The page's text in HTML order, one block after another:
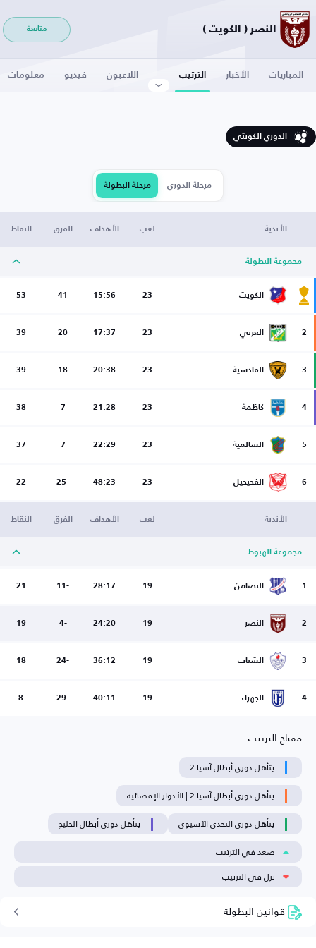
النصر ( الكويت ) متابعة
المباريات الأخبار الترتيب اللاعبون فيديو معلومات
الدوري الكويتي
مرحلة الدوري مرحلة البطولة
الأندية لعب الأهداف الفرق النقاط
مجموعة البطولة
الكويت 23
15:56
41
53
2 العربي 23
17:37
20
39
3 القادسية 23
20:38
18
39
4 كاظمة 23
21:28
7
38
5 السالمية 23
22:29
7
37
6 الفحيحيل 23
48:23
-25
22
الأندية لعب الأهداف الفرق النقاط
مجموعة الهبوط
1 التضامن 19
28:17
-11
21
2 النصر 19
24:20
-4
19
3 الشباب 19
36:12
-24
18
4 الجهراء 19
40:11
-29
8
مفتاح الترتيب
يتأهل دوري أبطال آسيا 2
يتأهل دوري أبطال آسيا 2 | الأدوار الإقصائية
يتأهل دوري التحدي الآسيوي
يتأهل دوري أبطال الخليج
صعد في الترتيب
نزل في الترتيب
قوانين البطولة